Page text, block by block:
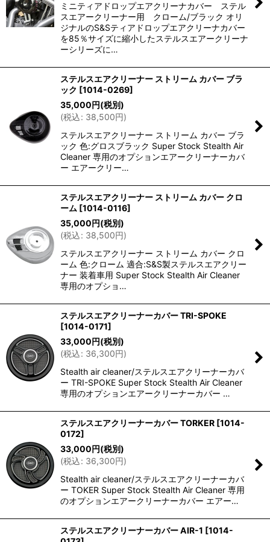
ミニティアドロップエアクリーナカバー ステル
スエアークリーナー用 クローム/ブラック オリ
ジナルのS&Sティアドロップエアクリーナカバー
を85％サイズに縮小したステルスエアークリーナ
ーシリーズに…
ステルスエアクリーナー ストリーム カバー ブラ
ック [1014-0269]
35,000円(税別)
(税込: 38,500円)
ステルスエアクリーナー ストリーム カバー ブラ
ック 色:グロスブラック Super Stock Stealth Air
Cleaner 専用のオプションエアークリーナーカバ
ー エアークリー…
ステルスエアクリーナー ストリーム カバー クロ
ーム [1014-0116]
35,000円(税別)
(税込: 38,500円)
ステルスエアクリーナー ストリーム カバー クロ
ーム 色:クローム 適合:S&S製ステルスエアクリー
ナー 装着車用 Super Stock Stealth Air Cleaner
専用のオプショ…
ステルスエアクリーナーカバー TRI-SPOKE
[1014-0171]
33,000円(税別)
(税込: 36,300円)
Stealth air cleaner/ステルスエアクリーナーカバ
ー TRI-SPOKE Super Stock Stealth Air Cleaner
専用のオプションエアークリーナーカバー …
ステルスエアクリーナーカバー TORKER [1014-
0172]
33,000円(税別)
(税込: 36,300円)
Stealth air cleaner/ステルスエアクリーナーカバ
ー TOKER Super Stock Stealth Air Cleaner 専用
のオプションエアークリーナーカバー エアー…
ステルスエアクリーナーカバー AIR-1 [1014-